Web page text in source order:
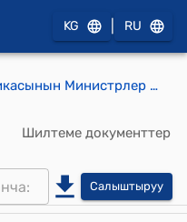
KG RU
Кыргыз Республикасынын Министрлер Кабинетинин 2022-жылдын 30-мартындагы № 185 "Маданият, искусство, маалымат жана спорт мекемелеринин кызматкерлерине эмгек акы төлөөнүн шарттары жөнүндө" токтому
Шилтеме документтер
Салыштыруу